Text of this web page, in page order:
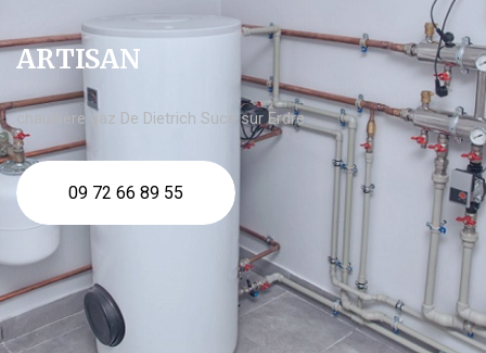
ARTISAN
chaudière gaz De Dietrich Sucé sur Erdre
09 72 66 89 55